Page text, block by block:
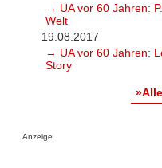
→ UA vor 60 Jahren:
Welt
19.08.2017
→ UA vor 60 Jahren:
Story
Anzeige